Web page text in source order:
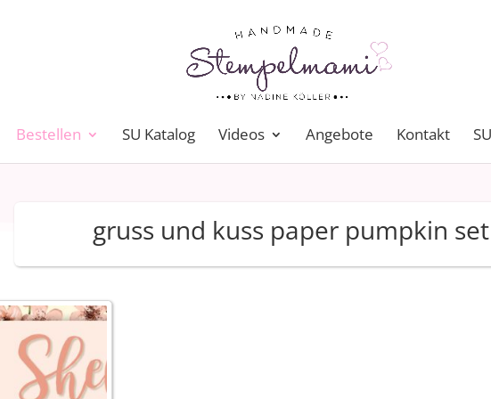
Bestellen SU Katalog Videos Angebote Kontakt
gruss und kuss paper pumpkin set